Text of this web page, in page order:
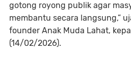
gotong royong publik agar
membantu secara langsung,”
founder Anak Muda Lahat,
(14/02/2026).